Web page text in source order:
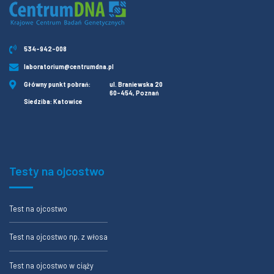
534-942-008
laboratorium@centrumdna.pl
Główny punkt pobrań:
ul. Braniewska 20
60-454, Poznań
Siedziba: Katowice
Testy na ojcostwo
Test na ojcostwo
Test na ojcostwo np. z włosa
Test na ojcostwo w ciąży